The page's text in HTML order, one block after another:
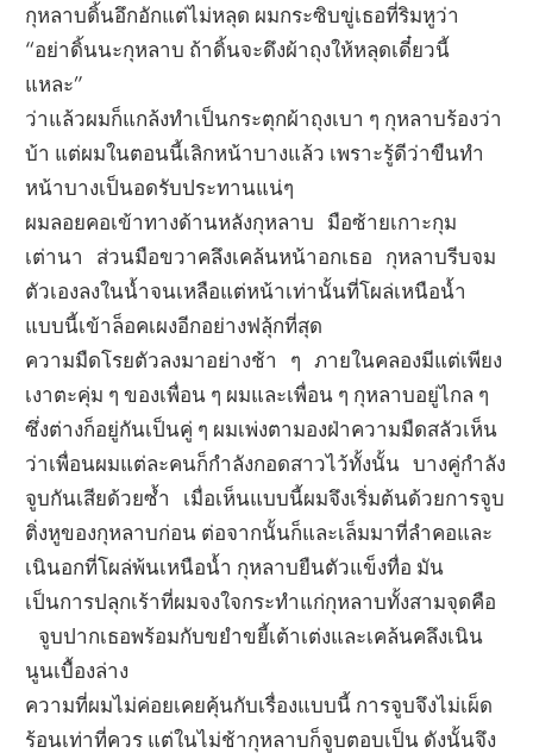
กุหลาบดิ้นอึกอักแต่ไม่หลุด ผมกระซิบขู่เธอที่ริมหูว่า
“อย่าดิ้นนะกุหลาบ ถ้าดิ้นจะดึงผ้าถุงให้หลุดเดี๋ยวนี้
แหละ”
ว่าแล้วผมก็แกล้งทำเป็นกระตุกผ้าถุงเบา ๆ กุหลาบร้องว่า
บ้า แต่ผมในตอนนี้เลิกหน้าบางแล้ว เพราะรู้ดีว่าขืนทำ
หน้าบางเป็นอดรับประทานแน่ๆ
ผมลอยคอเข้าทางด้านหลังกุหลาบ มือซ้ายเกาะกุม
เต่านา ส่วนมือขวาคลึงเคล้นหน้าอกเธอ กุหลาบรีบจม
ตัวเองลงในน้ำจนเหลือแต่หน้าเท่านั้นที่โผล่เหนือน้ำ
แบบนี้เข้าล็อคเผงอีกอย่างฟลุ้กที่สุด
ความมืดโรยตัวลงมาอย่างช้า ๆ ภายในคลองมีแต่เพียง
เงาตะคุ่ม ๆ ของเพื่อน ๆ ผมและเพื่อน ๆ กุหลาบอยู่ไกล ๆ
ซึ่งต่างก็อยู่กันเป็นคู่ ๆ ผมเพ่งตามองฝ่าความมืดสลัวเห็น
ว่าเพื่อนผมแต่ละคนก็กำลังกอดสาวไว้ทั้งนั้น บางคู่กำลัง
จูบกันเสียด้วยซ้ำ เมื่อเห็นแบบนี้ผมจึงเริ่มต้นด้วยการจูบ
ติ่งหูของกุหลาบก่อน ต่อจากนั้นก็และเล็มมาที่ลำคอและ
เนินอกที่โผล่พ้นเหนือน้ำ กุหลาบยืนตัวแข็งทื่อ มัน
เป็นการปลุกเร้าที่ผมจงใจกระทำแก่กุหลาบทั้งสามจุดคือ
จูบปากเธอพร้อมกับขยำขยี้เต้าเต่งและเคล้นคลึงเนิน
นูนเบื้องล่าง
ความที่ผมไม่ค่อยเคยคุ้นกับเรื่องแบบนี้ การจูบจึงไม่เผ็ด
ร้อนเท่าที่ควร แต่ในไม่ช้ากุหลาบก็จูบตอบเป็น ดังนั้นจึง